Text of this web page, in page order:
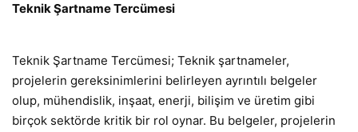
Teknik Şartname Tercümesi
Teknik Şartname Tercümesi; Teknik şartnameler,
projelerin gereksinimlerini belirleyen ayrıntılı belgeler
olup, mühendislik, inşaat, enerji, bilişim ve üretim gibi
birçok sektörde kritik bir rol oynar. Bu belgeler, projelerin